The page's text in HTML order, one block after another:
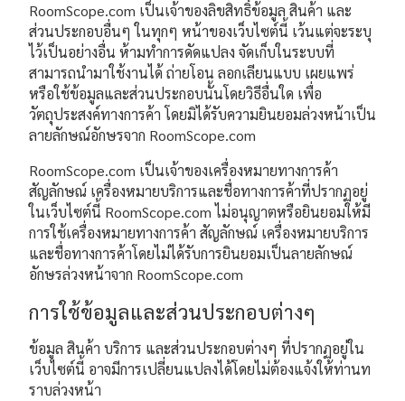
RoomScope.com เป็นเจ้าของลิขสิทธิ์ข้อมูล สินค้า และ
ส่วนประกอบอื่นๆ ในทุกๆ หน้าของเว็บไซต์นี้ เว้นแต่จะระบุ
ไว้เป็นอย่างอื่น ห้ามทำการดัดแปลง จัดเก็บในระบบที่
สามารถนำมาใช้งานได้ ถ่ายโอน ลอกเลียนแบบ เผยแพร่
หรือใช้ข้อมูลและส่วนประกอบนั้นโดยวิธีอื่นใด เพื่อ
วัตถุประสงค์ทางการค้า โดยมิได้รับความยินยอมล่วงหน้าเป็น
ลายลักษณ์อักษรจาก RoomScope.com
RoomScope.com เป็นเจ้าของเครื่องหมายทางการค้า
สัญลักษณ์ เครื่องหมายบริการและชื่อทางการค้าที่ปรากฏอยู่
ในเว็บไซต์นี้ RoomScope.com ไม่อนุญาตหรือยินยอมให้มี
การใช้เครื่องหมายทางการค้า สัญลักษณ์ เครื่องหมายบริการ
และชื่อทางการค้าโดยไม่ได้รับการยินยอมเป็นลายลักษณ์
อักษรล่วงหน้าจาก RoomScope.com
การใช้ข้อมูลและส่วนประกอบต่างๆ
ข้อมูล สินค้า บริการ และส่วนประกอบต่างๆ ที่ปรากฏอยู่ใน
เว็บไซต์นี้ อาจมีการเปลี่ยนแปลงได้โดยไม่ต้องแจ้งให้ท่านท
ราบล่วงหน้า